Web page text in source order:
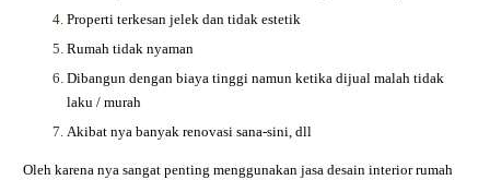
Properti terkesan jelek dan tidak estetik
Rumah tidak nyaman
Dibangun dengan biaya tinggi namun ketika dijual malah tidak
laku / murah
Akibat nya banyak renovasi sana-sini, dll
Oleh karena nya sangat penting menggunakan jasa desain interior rumah